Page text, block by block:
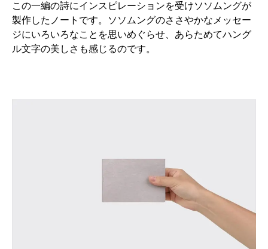
この一編の詩にインスピレーションを受けソソムングが
製作したノートです。ソソムングのささやかなメッセー
ジにいろいろなことを思いめぐらせ、あらためてハング
ル文字の美しさも感じるのです。